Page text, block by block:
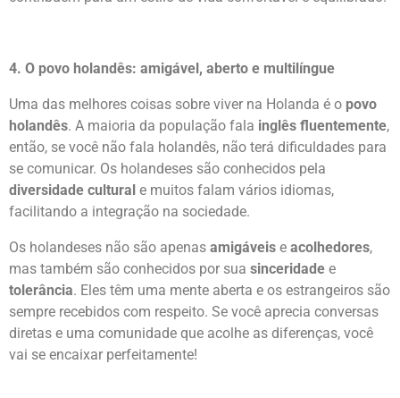
autonomia individual e vida saudável. Esses fatores
4. O povo holandês: amigável, aberto e multilíngue
Uma das melhores coisas sobre viver na Holanda é opovo
holandês . A maioria da população falainglês fluentemente
então, se você não fala holandês, não terá dificuldades para
se comunicar. Os holandeses são conhecidos pela
diversidade culturale muitos falam vários idiomas,
facilitando a integração na sociedade.
Os holandeses não são apenasamigáveise acolhedores
mas também são conhecidos por suasinceridadee
tolerância. Eles têm uma mente aberta e os estrangeiros são
sempre recebidos com respeito. Se você aprecia conversas
diretas e uma comunidade que acolhe as diferenças, você